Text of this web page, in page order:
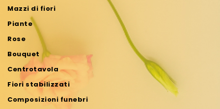
Mazzi di fiori
Piante
Rose
Bouquet
Centrotavola
Fiori stabilizzati
Composizioni funebri